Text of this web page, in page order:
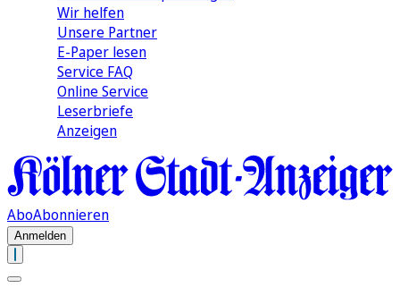
Wir helfen
Unsere Partner
E-Paper lesen
Service FAQ
Online Service
Leserbriefe
Anzeigen
AboAbonnieren
Anmelden